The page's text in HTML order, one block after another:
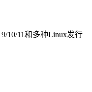
10/11和多种Linux发行